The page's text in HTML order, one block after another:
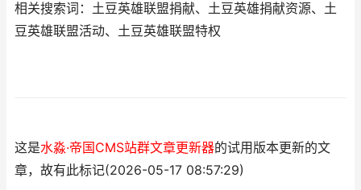
相关搜索词：土豆英雄联盟捐献、土豆英雄捐献资源、土
豆英雄联盟活动、土豆英雄联盟特权
这是水淼·帝国CMS站群文章更新器的试用版本更新的文
章，故有此标记(2026-05-17 08:57:29)